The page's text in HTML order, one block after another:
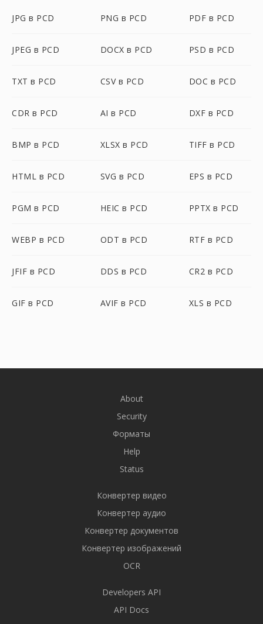
JPG в PCD PNG в PCD PDF в PCD
JPEG в PCD DOCX в PCD PSD в PCD
TXT в PCD CSV в PCD DOC в PCD
CDR в PCD AI в PCD DXF в PCD
BMP в PCD XLSX в PCD TIFF в PCD
HTML в PCD SVG в PCD EPS в PCD
PGM в PCD HEIC в PCD PPTX в PCD
WEBP в PCD ODT в PCD RTF в PCD
JFIF в PCD DDS в PCD CR2 в PCD
GIF в PCD AVIF в PCD XLS в PCD
About
Security
Форматы
Help
Status
Конвертер видео
Конвертер аудио
Конвертер документов
Конвертер изображений
OCR
Developers API
API Docs